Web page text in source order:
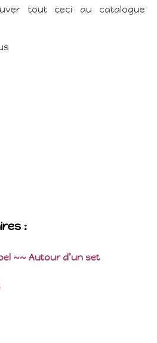
tout ceci au catalogue
:
~~ Autour d’un set